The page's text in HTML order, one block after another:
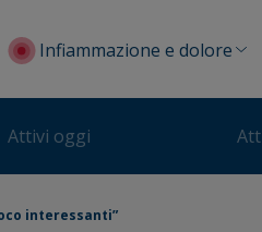
Infiammazione e dolore
Attivi oggi
interessanti”